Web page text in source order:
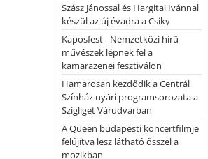
Szász Jánossal és Hargitai Ivánnal
készül az új évadra a Csiky
Kaposfest - Nemzetközi hírű
művészek lépnek fel a
kamarazenei fesztiválon
Hamarosan kezdődik a Centrál
Színház nyári programsorozata a
Szigliget Várudvarban
A Queen budapesti koncertfilmje
felújítva lesz látható ősszel a
mozikban